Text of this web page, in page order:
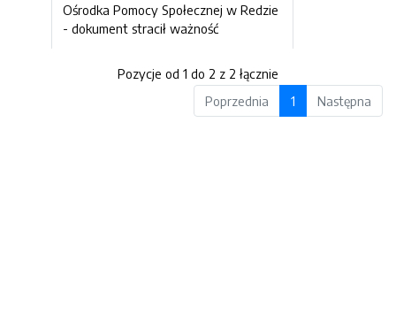
Ośrodka Pomocy Społecznej w Redzie
- dokument stracił ważność
Pozycje od 1 do 2 z 2 łącznie
Poprzednia
1 Następna